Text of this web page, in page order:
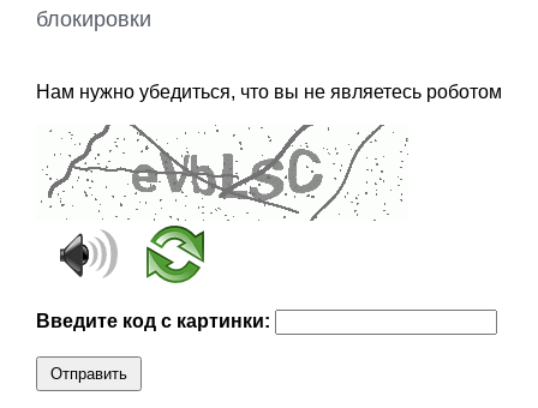
блокировки
Нам нужно убедиться, что вы не являетесь роботом
Введите код с картинки:
Отправить